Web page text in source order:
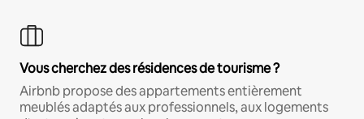
Vous cherchez des résidences de tourisme ?
Airbnb propose des appartements entièrement
meublés adaptés aux professionnels, aux logements